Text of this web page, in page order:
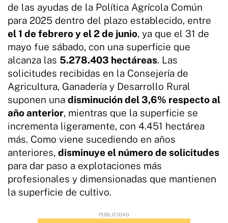
de las ayudas de la Política Agrícola Común
para 2025 dentro del plazo establecido, entre
el 1 de febrero y el 2 de junio, ya que el 31 de
mayo fue sábado, con una superficie que
alcanza las 5.278.403 hectáreas. Las
solicitudes recibidas en la Consejería de
Agricultura, Ganadería y Desarrollo Rural
suponen una disminución del 3,6% respecto al
año anterior, mientras que la superficie se
incrementa ligeramente, con 4.451 hectárea
más. Como viene sucediendo en años
anteriores, disminuye el número de solicitudes
para dar paso a explotaciones más
profesionales y dimensionadas que mantienen
la superficie de cultivo.